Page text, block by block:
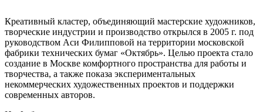
Креативный кластер, объединяющий мастерские художников,
творческие индустрии и производство открылся в 2005 г. под
руководством Аси Филипповой на территории московской
фабрики технических бумаг «Октябрь». Целью проекта стало
создание в Москве комфортного пространства для работы и
творчества, а также показа экспериментальных
некоммерческих художественных проектов и поддержки
современных авторов.